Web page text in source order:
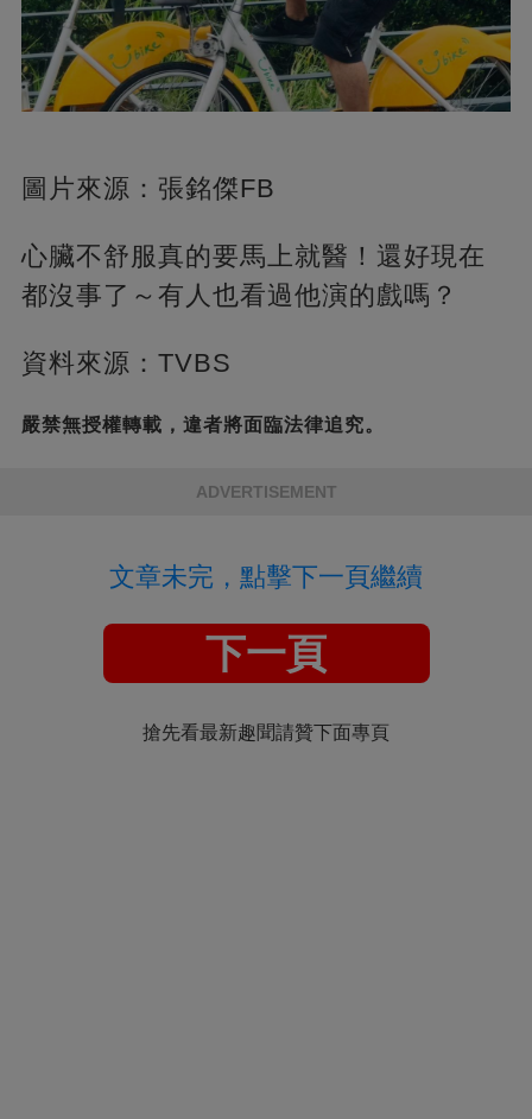
圖片來源：張銘傑FB
心臟不舒服真的要馬上就醫！還好現在
都沒事了～有人也看過他演的戲嗎？
資料來源：TVBS
嚴禁無授權轉載，違者將面臨法律追究。
ADVERTISEMENT
文章未完，點擊下一頁繼續
下一頁
搶先看最新趣聞請贊下面專頁